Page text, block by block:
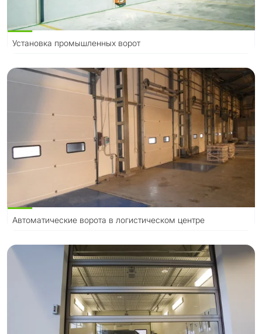
Установка промышленных ворот
Автоматические ворота в логистическом центре